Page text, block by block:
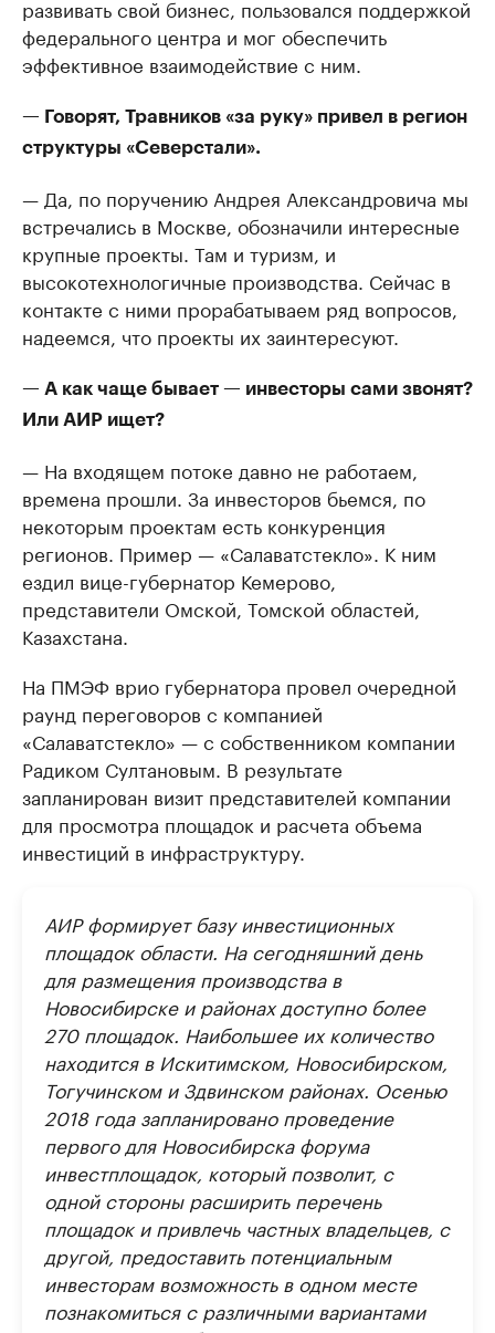
развивать свой бизнес, пользовался поддержкой
федерального центра и мог обеспечить
эффективное взаимодействие с ним.
— Говорят, Травников «за руку» привел в регион
структуры «Северстали».
— Да, по поручению Андрея Александровича мы
встречались в Москве, обозначили интересные
крупные проекты. Там и туризм, и
высокотехнологичные производства. Сейчас в
контакте с ними прорабатываем ряд вопросов,
надеемся, что проекты их заинтересуют.
— А как чаще бывает — инвесторы сами звонят?
Или АИР ищет?
— На входящем потоке давно не работаем,
времена прошли. За инвесторов бьемся, по
некоторым проектам есть конкуренция
регионов. Пример — «Салаватстекло». К ним
ездил вице-губернатор Кемерово,
представители Омской, Томской областей,
Казахстана.
На ПМЭФ врио губернатора провел очередной
раунд переговоров с компанией
«Салаватстекло» — с собственником компании
Радиком Султановым. В результате
запланирован визит представителей компании
для просмотра площадок и расчета объема
инвестиций в инфраструктуру.
АИР формирует базу инвестиционных
площадок области. На сегодняшний день
для размещения производства в
Новосибирске и районах доступно более
270 площадок. Наибольшее их количество
находится в Искитимском, Новосибирском,
Тогучинском и Здвинском районах. Осенью
2018 года запланировано проведение
первого для Новосибирска форума
инвестплощадок, который позволит, с
одной стороны расширить перечень
площадок и привлечь частных владельцев, с
другой, предоставить потенциальным
инвесторам возможность в одном месте
познакомиться с различными вариантами